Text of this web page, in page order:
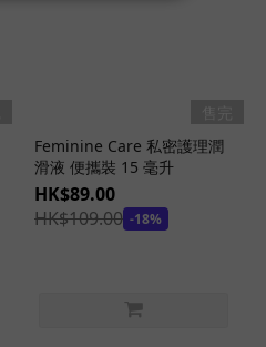
Feminine Care 私密護理潤
滑液 便攜裝 15 毫升
HK$89.00
HK$109.00 -18%